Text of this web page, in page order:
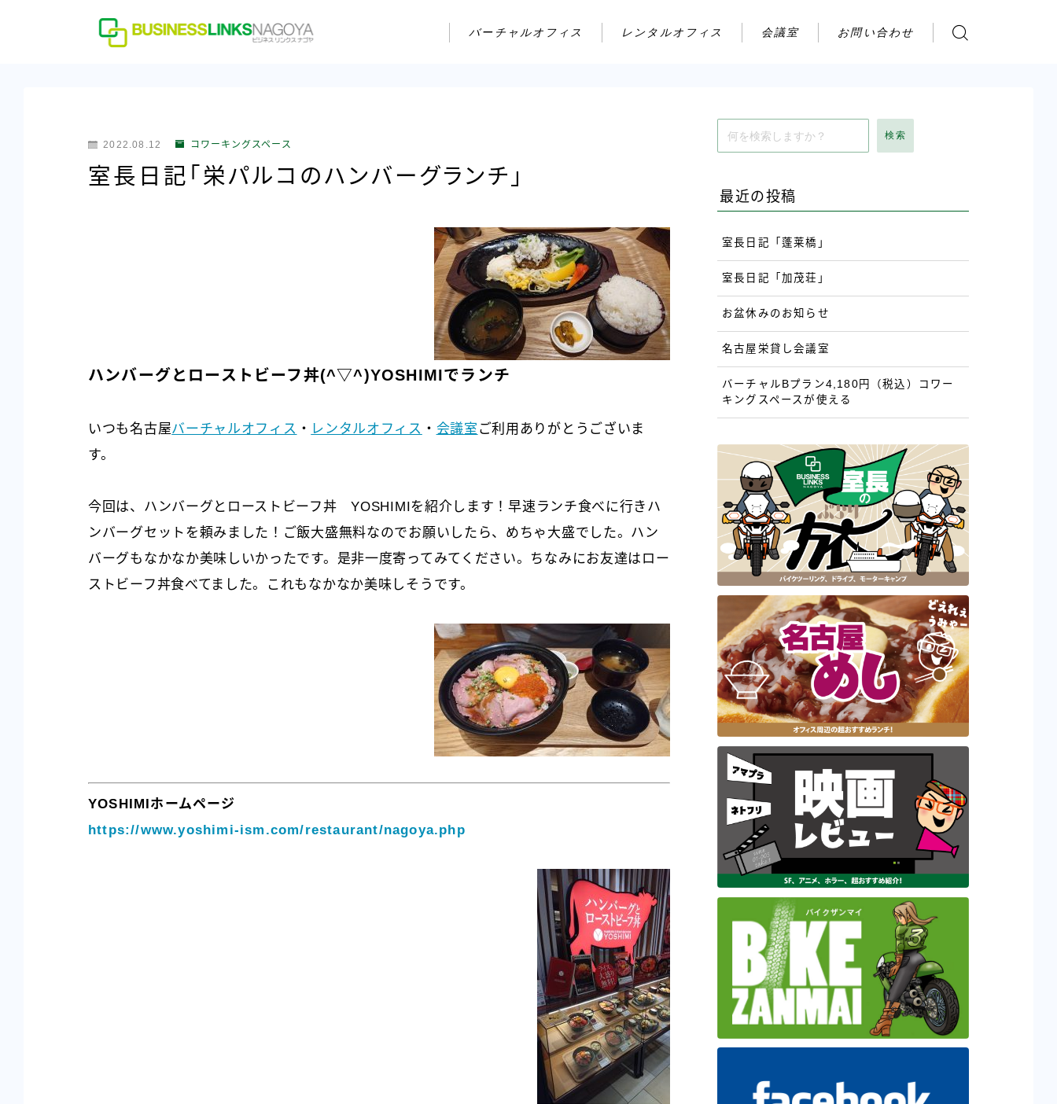
バーチャルオフィス レンタルオフィス 会議室 お問い合わせ
アクセス
2022.08.12 コワーキングスペース
室長日記「栄パルコのハンバーグランチ」
ハンバーグとローストビーフ丼(^▽^)YOSHIMIでランチ
いつも名古屋バーチャルオフィス ・ レンタルオフィス ・ 会議室 ご利用ありがとうございま
す。
今回は、ハンバーグとローストビーフ丼 YOSHIMIを紹介します！早速ランチ食べに行きハ
ンバーグセットを頼みました！ご飯大盛無料なのでお願いしたら、めちゃ大盛でした。ハン
バーグもなかなか美味しいかったです。是非一度寄ってみてください。ちなみにお友達はロー
ストビーフ丼食べてました。これもなかなか美味しそうです。
YOSHIMIホームページ
https://www.yoshimi-ism.com/restaurant/nagoya.php
検索
最近の投稿
室長日記「蓬莱橋」
室長日記「加茂荘」
お盆休みのお知らせ
名古屋栄貸し会議室
バーチャルBプラン4,180円（税込）コワー
キングスペースが使える